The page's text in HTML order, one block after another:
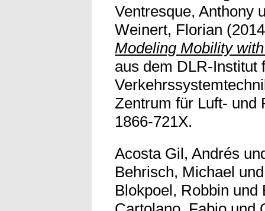
Ventresque, Anthony
Weinert, Florian
Modeling Mobility
aus dem DLR-Institut
Zentrum für Luft- und
1866-721X.
Acosta Gil, Andrés
Behrisch, Michael
Blokpoel, Robbin und